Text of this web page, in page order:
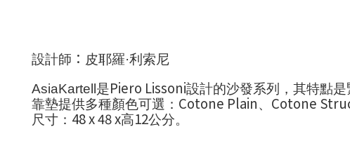
設計師 ： 皮耶羅·利索尼
AsiaKartell 是Piero Lissoni設計的沙發系列，其特點是
靠墊提供多種顏色可選： Cotone Plain、 Cotone
尺寸： 48 x 48 x高12公分。